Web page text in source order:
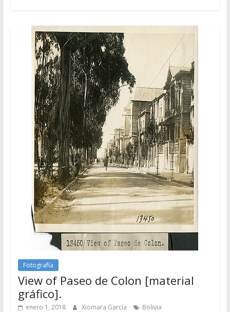
Fotografía
View of Paseo de Colon [material
gráfico].
enero 1, 2018 Xiomara García Bolivia